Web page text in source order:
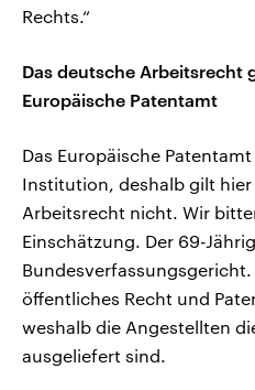
Rechts.“
Das deutsche Arbeitsrecht
Europäische Patentamt
Das Europäische
Institution, deshalb gilt
Arbeitsrecht nicht. Wir
Einschätzung. Der 69-
öffentliches Recht und
weshalb die Angestellten
ausgeliefert sind.